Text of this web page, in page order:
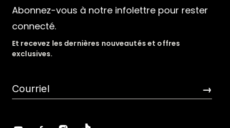
Abonnez-vous à notre infolettre pour rester
connecté.
Et recevez les dernières nouveautés et offres
exclusives.
→